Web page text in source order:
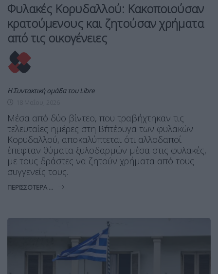
Φυλακές Κορυδαλλού: Κακοποιούσαν
κρατούμενους και ζητούσαν χρήματα
από τις οικογένειες
Η Συντακτική ομάδα του Libre
Μέσα από δύο βίντεο, που τραβήχτηκαν τις
τελευταίες ημέρες στη Β΄πτέρυγα των φυλακών
Κορυδαλλού, αποκαλύπτεται ότι αλλοδαποί
έπεφταν θύματα ξυλοδαρμών μέσα στις φυλακές,
με τους δράστες να ζητούν χρήματα από τους
συγγενείς τους.
ΠΕΡΙΣΣΌΤΕΡΑ ...